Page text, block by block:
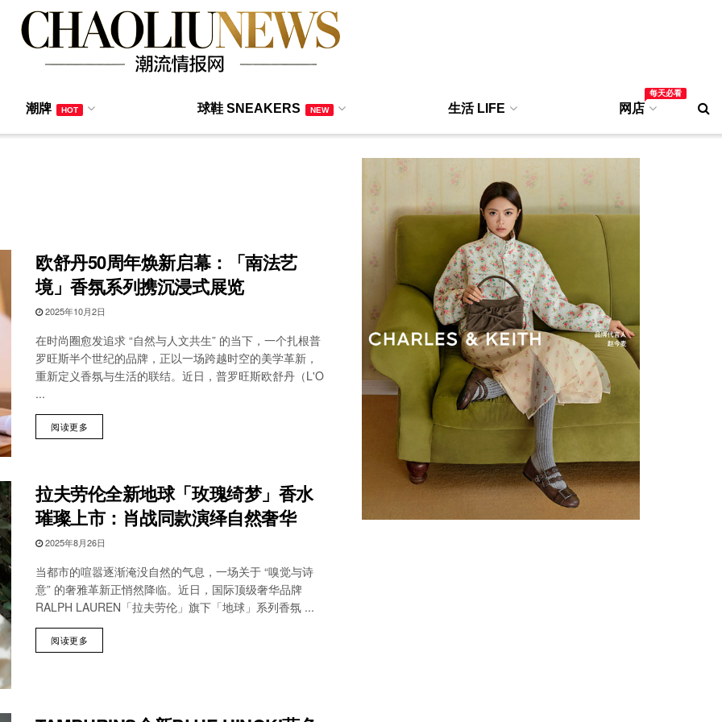
潮牌 HOT 球鞋 SNEAKERS NEW 生活 LIFE 网店
每天必看
欧舒丹50周年焕新启幕：「南法艺
境」香氛系列携沉浸式展览
2025年10月2日
在时尚圈愈发追求 “自然与人文共生” 的当下，一个扎根普
罗旺斯半个世纪的品牌，正以一场跨越时空的美学革新，
重新定义香氛与生活的联结。近日，普罗旺斯欧舒丹（L'O
...
阅读更多
拉夫劳伦全新地球「玫瑰绮梦」香水
璀璨上市：肖战同款演绎自然奢华
2025年8月26日
当都市的喧嚣逐渐淹没自然的气息，一场关于 “嗅觉与诗
意” 的奢雅革新正悄然降临。近日，国际顶级奢华品牌
RALPH LAUREN「拉夫劳伦」旗下「地球」系列香氛 ...
阅读更多